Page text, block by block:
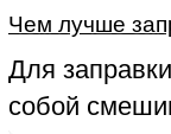
Чем лучше
Для
собой